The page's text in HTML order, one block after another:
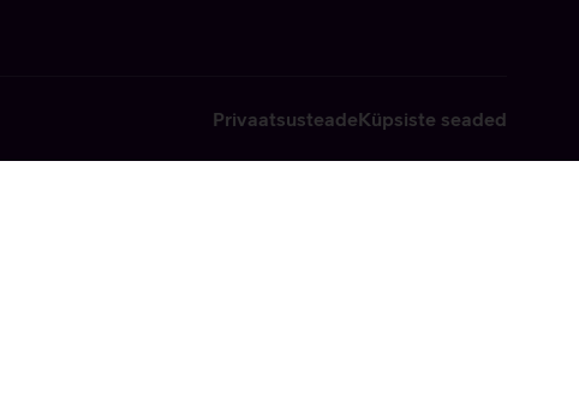
PrivaatsusteadeKüpsiste seaded